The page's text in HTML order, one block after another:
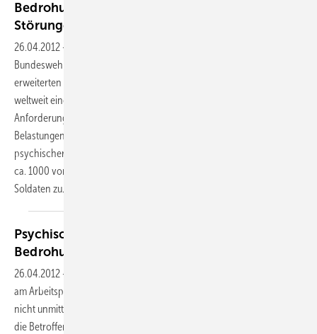
Bedrohung — Einsatzbedingte psychische
Störungen bei Soldaten der
26.04.2012 -
Bundeswehrsoldaten im Rahmen des
erweiterten militärischen Aufgabenspektrums
weltweit eingesetzt. Die außergewöhnlichen
Anforderungen und
Belastungen führen wegen „einsatzbedingter
psychischer Störungen“ bei
ca. 1000 von den jährlich 20.000 eingesetzten
Soldaten zu...
Psychische Störungen nach Gewalterleben und
Bedrohung — am
26.04.2012 -
am Arbeitsplatz sind meist
nicht unmittelbar erkennbar. Auch für
die Betroffenen ist es oft nicht leicht,